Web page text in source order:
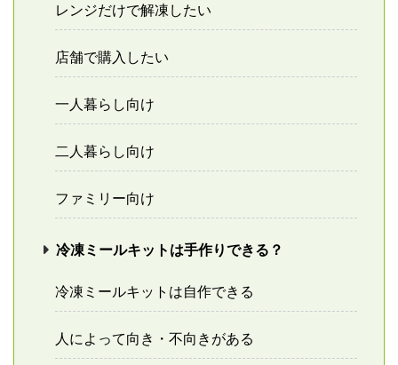
レンジだけで解凍したい
店舗で購入したい
一人暮らし向け
二人暮らし向け
ファミリー向け
冷凍ミールキットは手作りできる？
冷凍ミールキットは自作できる
人によって向き・不向きがある